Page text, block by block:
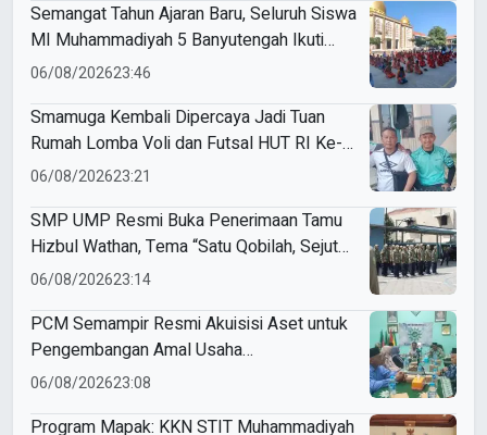
Semangat Tahun Ajaran Baru, Seluruh Siswa
MI Muhammadiyah 5 Banyutengah Ikuti
Latihan Tapak Suci Perdana
06/08/202623:46
Smamuga Kembali Dipercaya Jadi Tuan
Rumah Lomba Voli dan Futsal HUT RI Ke-
81 Kecamatan Tulangan
06/08/202623:21
SMP UMP Resmi Buka Penerimaan Tamu
Hizbul Wathan, Tema “Satu Qobilah, Sejuta
Cerita” Curi Perhatian
06/08/202623:14
PCM Semampir Resmi Akuisisi Aset untuk
Pengembangan Amal Usaha
Muhammadiyah
06/08/202623:08
Program Mapak: KKN STIT Muhammadiyah